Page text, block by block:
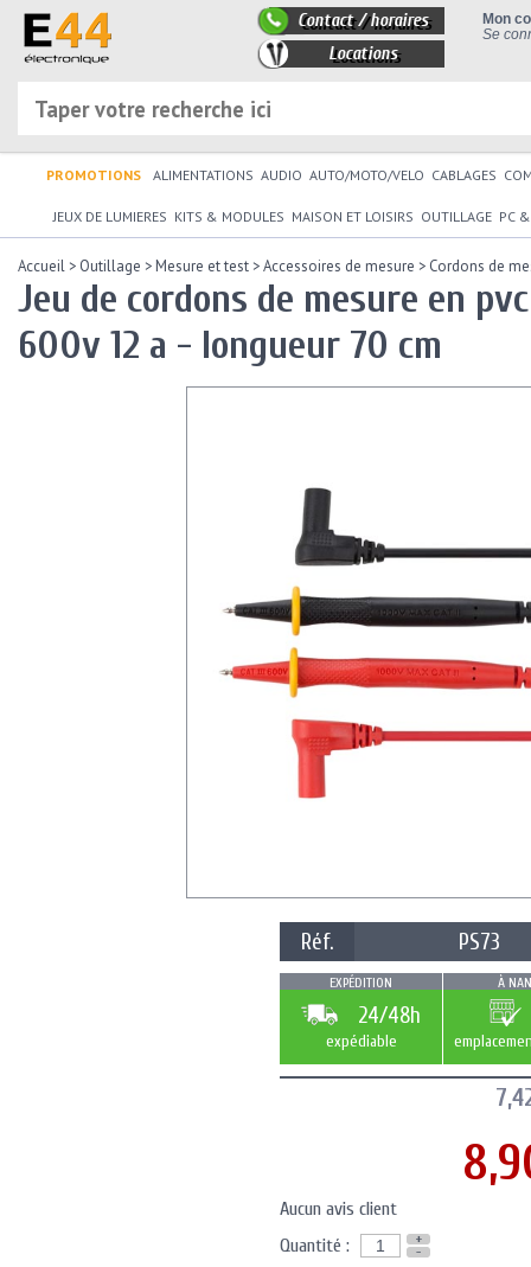
Mon
Se
Contact / horaires
Locations
PROMOTIONS ALIMENTATIONS AUDIO AUTO/MOTO/VELO CABLAGES
JEUX DE LUMIERES KITS & MODULES MAISON ET LOISIRS OUTILLAGE PC
Accueil > Outillage >Mesure et test >Accessoires de mesure > Cordons de
Jeu de cordons de mesure en
600v 12 a - longueur 70 cm
Réf. PS73
EXPÉDITION
24/48h
expédiable
À
Aucun avis client
Quantité :
+
-